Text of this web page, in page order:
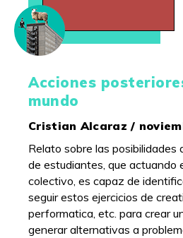
Acciones
mundo
Cristian Alcaraz /
Relato sobre las posibilidades
de estudiantes, que actuando
colectivo, es capaz de
seguir estos ejercicios de
performatica, etc. para crear
generar alternativas a